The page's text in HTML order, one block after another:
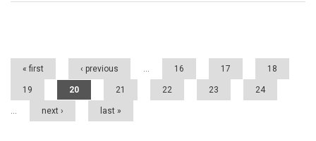
Pages
« first ‹ previous … 16 17 18
19 20 21 22 23 24
… next › last »